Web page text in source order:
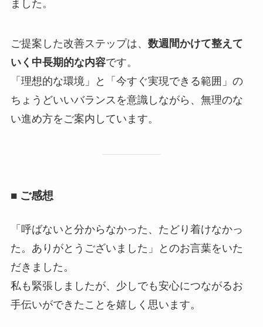
ました。
ご提案した改善ステップは、 数週間かけて整えて
いく中長期的な内容です。
「理想的な環境」と「今すぐ実現できる範囲」の
ちょうどいいバランスを意識しながら、無理のな
い進め方をご案内しています。
■ ご感想
「呼ばないと分からなかった、たどり着けなかっ
た。ありがとうございました」とのお言葉をいた
だきました。
私も緊張しましたが、少しでも安心につながるお
手伝いができたことを嬉しく思います。